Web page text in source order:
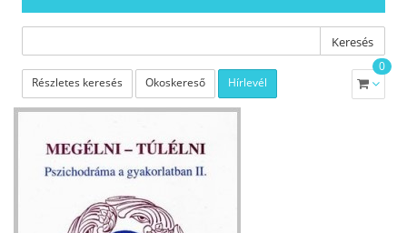
Keresés
Részletes keresés Okoskereső Hírlevél
0